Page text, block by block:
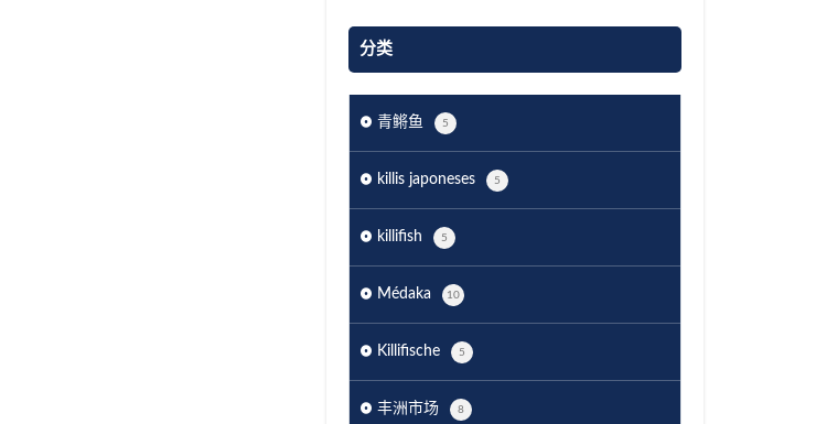
分类
青鳉鱼 5
killis japoneses 5
killifish 5
Médaka 10
Killifische 5
丰洲市场 8